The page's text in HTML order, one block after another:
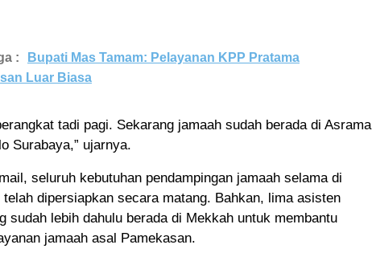
:
Bupati Mas Tamam: Pelayanan KPP Pratama
Luar Biasa
tadi pagi. Sekarang jamaah sudah berada di Asrama
Surabaya,” ujarnya.
seluruh kebutuhan pendampingan jamaah selama di
telah dipersiapkan secara matang. Bahkan, lima asisten
sudah lebih dahulu berada di Mekkah untuk membantu
jamaah asal Pamekasan.